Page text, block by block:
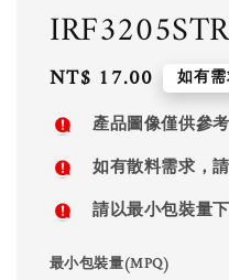
Regular
price
NT$ 17.00 如有
產品圖像僅供參
如有散料需求，
請以最小包裝量
最小包裝量(MPQ)